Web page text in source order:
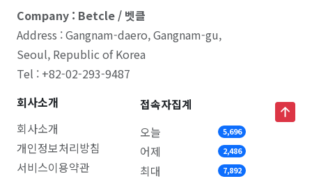
Company : Betcle / 벳클
Address : Gangnam-daero, Gangnam-gu,
Seoul, Republic of Korea
Tel : +82-02-293-9487
회사소개
회사소개
개인정보처리방침
서비스이용약관
접속자집계
오늘
5,696
어제 2,486
최대 7,892